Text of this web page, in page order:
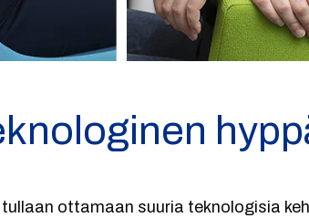
ottamaan suuria teknologisia